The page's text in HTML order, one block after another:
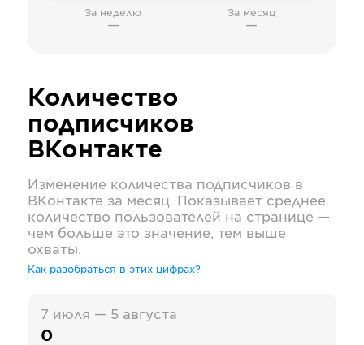
За неделю
—
За месяц
—
Количество
подписчиков
ВКонтакте
Изменение количества подписчиков в
ВКонтакте за месяц. Показывает среднее
количество пользователей на странице —
чем больше это значение, тем выше
охваты.
Как разобраться в этих цифрах?
7 июля — 5 августа
0